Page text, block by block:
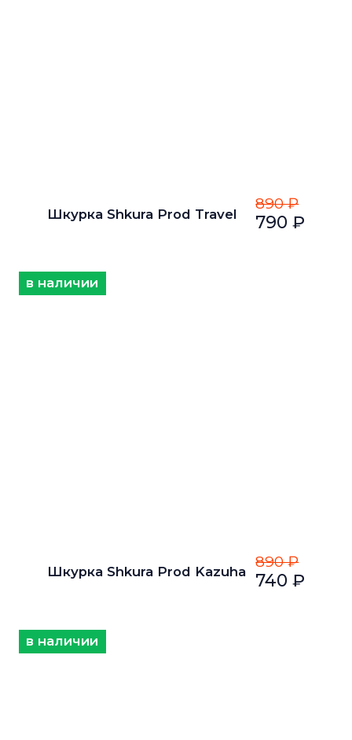
Шкурка Shkura Prod Travel
890 ₽
790 ₽
Шкурка Shkura Prod Kazuha
890 ₽
740 ₽
в наличии
в наличии